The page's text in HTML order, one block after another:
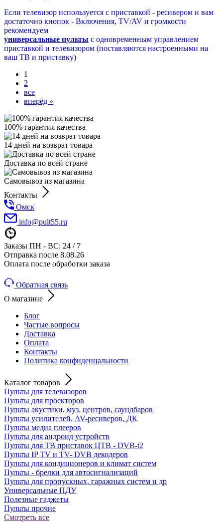
Если телевизор используется с приставкой - ресивером и вам
достаточно кнопок - Включения, TV/AV и громкости
рекомендуем
универсальные пульты с одновременным управлением
приставкой и телевизором (поставляются настроенными на
ваш ТВ и приставку)
1
2
все
вперёд »
100% гарантия качества
14 дней на возврат товара
Доставка по всей стране
Самовывоз из магазина
Контакты
Омск
info@pult55.ru
Заказы ПН - ВС: 24 / 7
Отправка после 8.08.26
Оплата после обработки заказа
Обратная связь
О магазине
Блог
Частые вопросы
Доставка
Оплата
Контакты
Политика конфиденцальности
Каталог товаров
Пульты для телевизоров
Пульты для проекторов
Пульты акустики, муз. центров, саундбаров
Пульты усилителей, AV-ресиверов, ДК
Пульты медиа плееров
Пульты для андроид устройств
Пульты для ТВ приставок ЦТВ - DVB-t2
Пульты IP TV и TV- DVB декодеров
Пульты для кондиционеров и климат систем
Пульты - брелки для автосигнализаций
Пульты для пропускных, гаражных систем и др
Универсальные ПДУ
Полезные гаджеты
Пульты прочие
Смотреть все